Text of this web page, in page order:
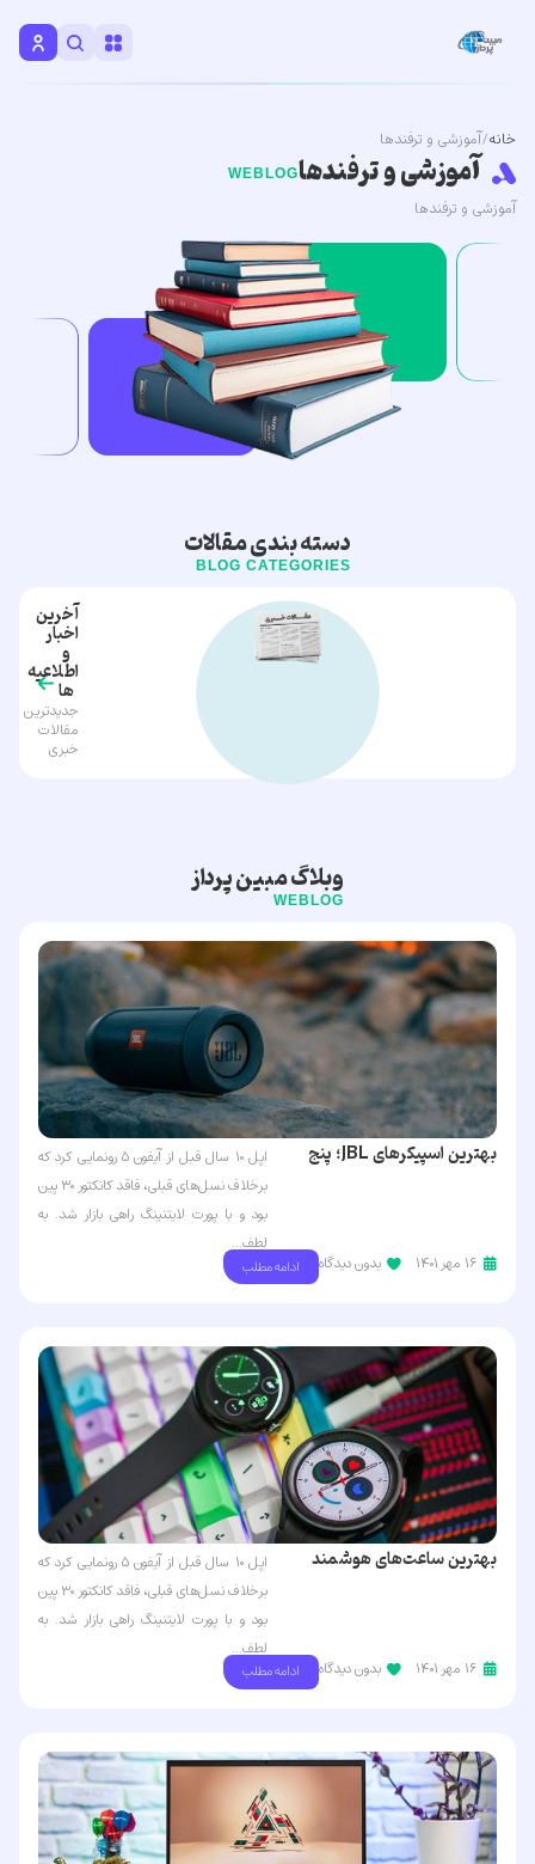
خانه/ آموزشی و ترفندها
آموزشی و ترفندهاWEBLOG
آموزشی و ترفندها
دسته بندی مقالات
BLOG CATEGORIES
آخرین
اخبار
و
اطلاعیه
ها
جدیدترین
مقالات
خبری
وبلاگ مبین پرداز
WEBLOG
بهترین اسپیکرهای JBL؛ پنج
اپل ۱۰ سال قبل از آیفون ۵ رونمایی کرد که
برخلاف نسل‌های قبلی، فاقد کانکتور ۳۰ پین
بود و با پورت لایتنینگ راهی بازار شد. به
لطف...
۱۶ مهر ۱۴۰۱
بدون دیدگاه ادامه مطلب
بهترین ساعت‌های هوشمند
اپل ۱۰ سال قبل از آیفون ۵ رونمایی کرد که
برخلاف نسل‌های قبلی، فاقد کانکتور ۳۰ پین
بود و با پورت لایتنینگ راهی بازار شد. به
لطف...
۱۶ مهر ۱۴۰۱
بدون دیدگاه ادامه مطلب